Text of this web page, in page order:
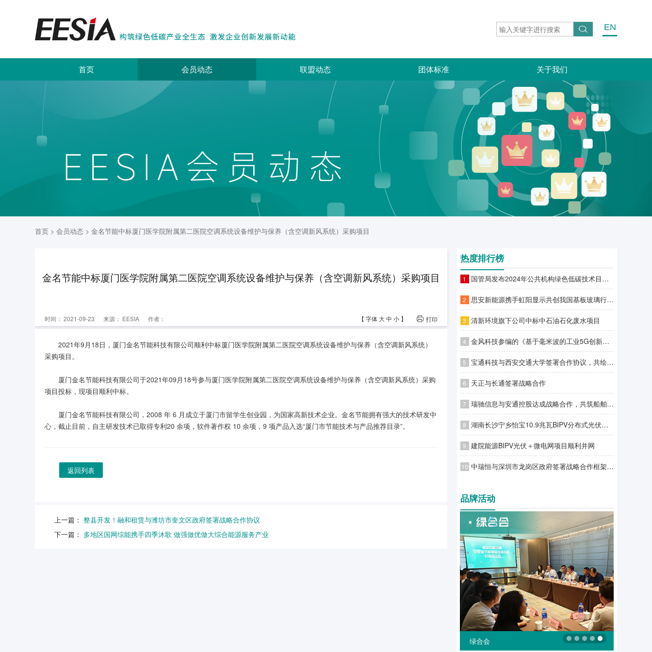
EN
首页 会员动态 联盟动态 团体标准 关于我们
首页 > 会员动态 > 金名节能中标厦门医学院附属第二医院空调系统设备维护与保养（含空调新风系统）采购项目
金名节能中标厦门医学院附属第二医院空调系统设备维护与保养（含空调新风系统）采购项目
时间： 2021-09-23 来源： EESIA 作者： 打印
【 字体 大中 小 】
2021年9月18日，厦门金名节能科技有限公司顺利中标厦门医学院附属第二医院空调系统设备维护与保养（含空调新风系统）
采购项目。
厦门金名节能科技有限公司于2021年09月18号参与厦门医学院附属第二医院空调系统设备维护与保养（含空调新风系统）采购
项目投标，现项目顺利中标。
厦门金名节能科技有限公司，2008 年 6 月成立于厦门市留学生创业园，为国家高新技术企业。金名节能拥有强大的技术研发中
心，截止目前，自主研发技术已取得专利20 余项，软件著作权 10 余项，9 项产品入选“厦门市节能技术与产品推荐目录”。
返回列表
上一篇： 整县开发！融和租赁与潍坊市奎文区政府签署战略合作协议
下一篇： 多地区国网综能携手四季沐歌 做强做优做大综合能源服务产业
热度排行榜
1 国管局发布2024年公共机构绿色低碳技术目录，合一智控荣登榜首！
2 思安新能源携手虹阳显示共创我国基板玻璃行业动能系统能效新纪录暨虹阳显示G8.5+基板玻璃生产线项目一级能效站房挂牌仪式圆满举行
3 清新环境旗下公司中标中石油石化废水项目
4 金风科技参编的《基于毫米波的工业5G创新应用白皮书》发布
5 宝通科技与西安交通大学签署合作协议，共绘科技创新与人才培养新蓝图
6 天正与长通签署战略合作
7 瑞驰信息与安通控股达成战略合作，共筑船舶行业数智未来
8 湖南长沙宁乡怡宝10.9兆瓦BIPV分布式光伏项目（二期）顺利并网
9 建院能源BIPV光伏＋微电网项目顺利并网
10 中瑞恒与深圳市龙岗区政府签署战略合作框架协议
品牌活动
绿合会